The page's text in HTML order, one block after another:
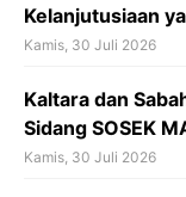
Kelanjutusiaan
Kamis, 30 Juli 2026
Kaltara dan
Sidang SOSEK
Kamis, 30 Juli 2026